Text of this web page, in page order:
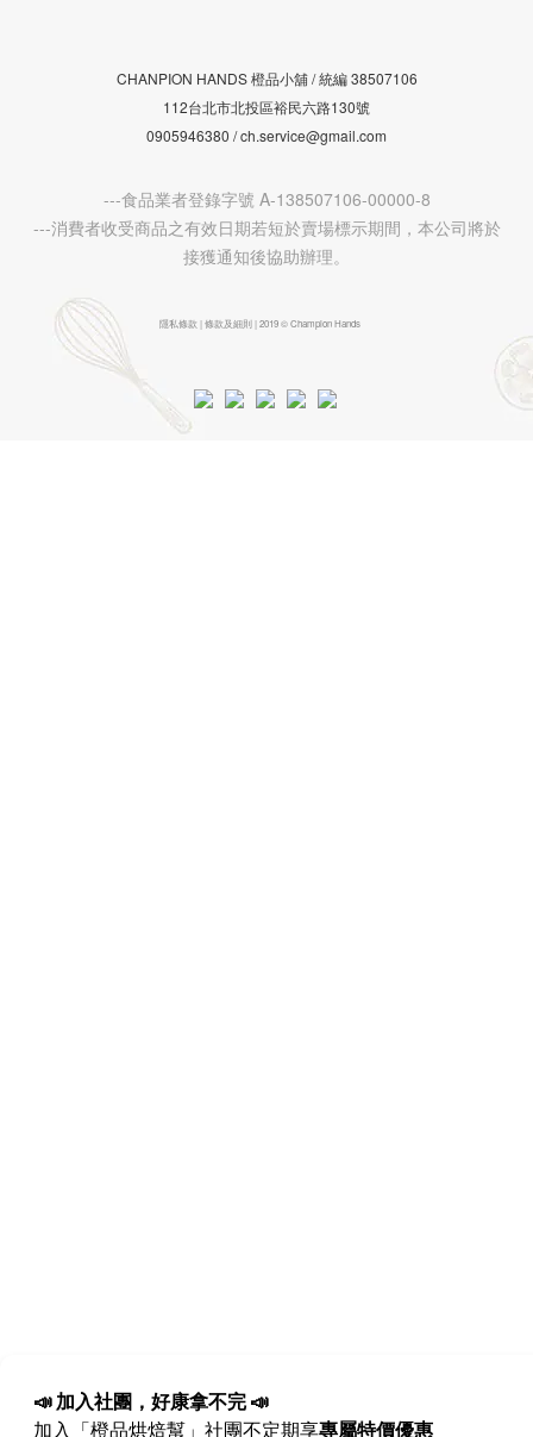
CHANPION HANDS 橙品小舖 /統編38507106
112台北市北投區裕民六路130號
0905946380 / ch.service@gmail.com
---食品業者登錄字號 A-138507106-00000-8
---消費者收受商品之有效日期若短於賣場標示期間，本公司將於
接獲通知後協助辦理。
隱私條款 | 條款及細則 | 2019 © Champion Hands